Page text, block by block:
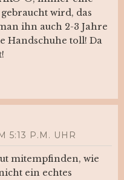
wird, das
ihn auch 2-3 Jahre
Handschuhe toll! Da
5:13 P.M. UHR
mitempfinden, wie
ein echtes